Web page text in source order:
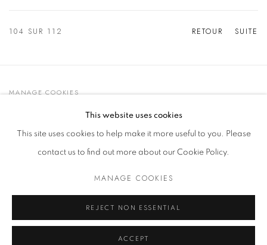
RETOUR SUITE
104 SUR 112
MANAGE COOKIES
© 2021 GALLERIA D'ARTE MAGGIORE G.A.M.
SITE BY ARTLOGIC
t. +39 051 235843 | info@maggioregam.com
This website uses cookies
This site uses cookies to help make it more useful to you. Please
contact us to find out more about our Cookie Policy.
MANAGE COOKIES
REJECT NON ESSENTIAL
ACCEPT